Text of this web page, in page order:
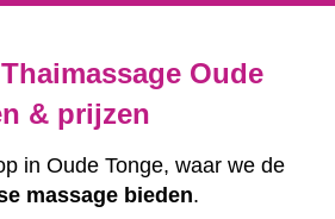
Oude
& prijzen
in Oude Tonge, waar we de
massage bieden.